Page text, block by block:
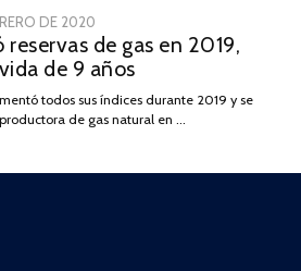
DE 2020
DE
JULIO
2025
de gas en 2019,
de 9 años
todos sus índices durante 2019 y se
de gas natural en …